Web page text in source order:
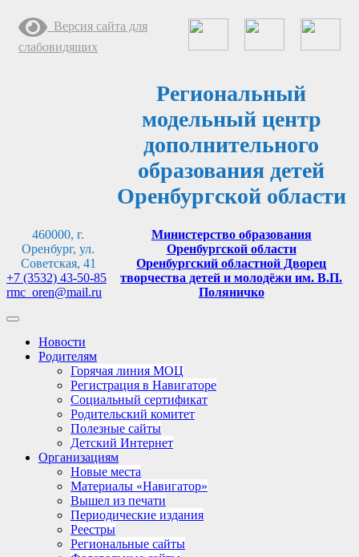
содержимому
Версия сайта для
слабовидящих
Региональный
модельный центр
дополнительного
образования детей
Оренбургской области
460000, г.
Оренбург, ул.
Советская, 41
+7 (3532) 43-50-85
rmc_oren@mail.ru
Министерство образования
Оренбургской области
Оренбургский областной Дворец
творчества детей и молодёжи им. В.П.
Поляничко
Новости
Родителям
Горячая линия МОЦ
Регистрация в Навигаторе
Социальный сертификат
Родительский комитет
Полезные сайты
Детский Интернет
Организациям
Новые места
Материалы «Навигатор»
Вышел из печати
Периодические издания
Реестры
Региональные сайты